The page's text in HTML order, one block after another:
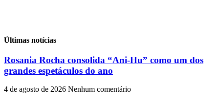
Últimas notícias
Rosania Rocha consolida “Ani-Hu” como um dos
grandes espetáculos do ano
4 de agosto de 2026 Nenhum comentário